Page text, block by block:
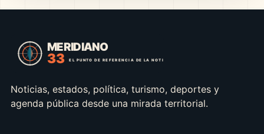
Noticias, estados, política, turismo, deportes y
agenda pública desde una mirada territorial.